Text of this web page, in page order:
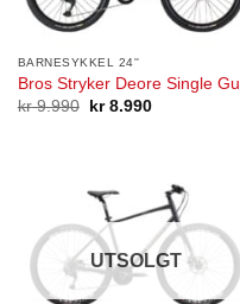
BARNESYKKEL 24''
Bros Stryker Deore Single Gul
kr9.990
Opprinnelig
kr8.990Nåværende
UTSOLGT